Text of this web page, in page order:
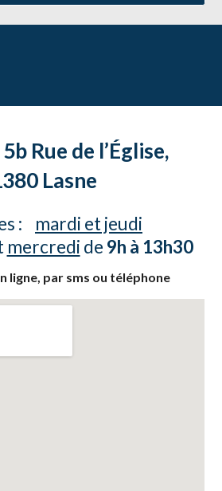
5b Rue de l’Église,
Lasne
: mardi et jeudi
mercredi de 9h à 13h30
ligne, par sms ou téléphone